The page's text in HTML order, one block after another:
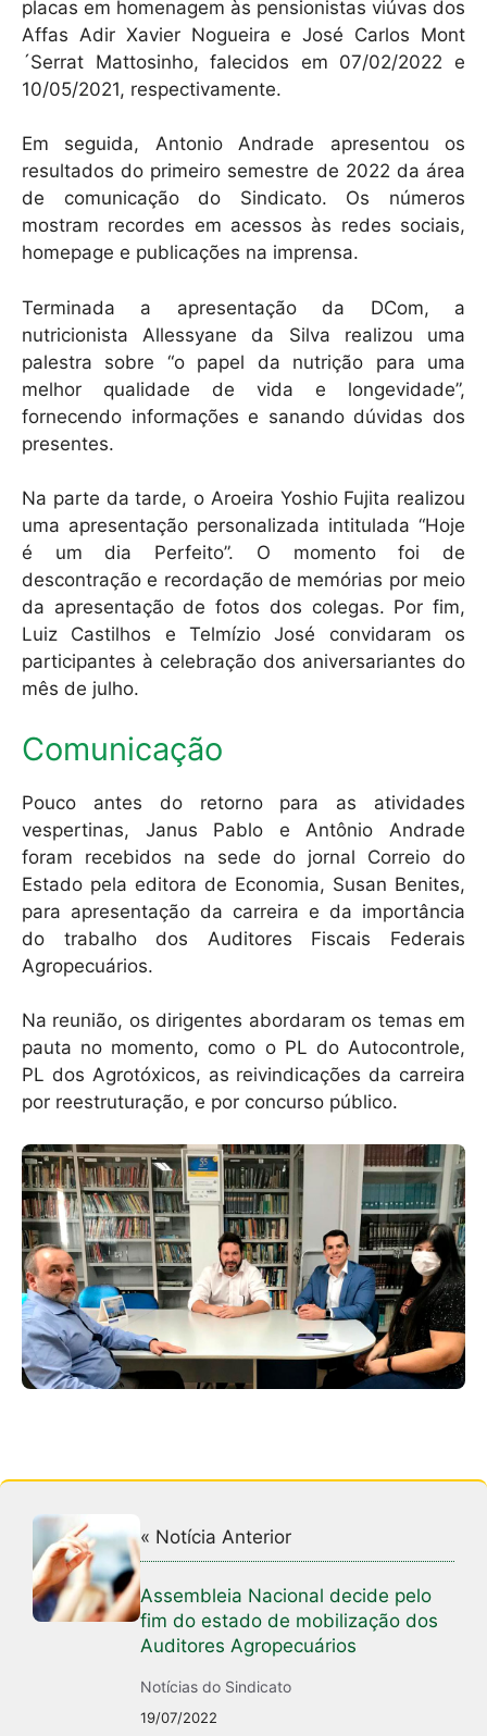
placas em homenagem às pensionistas viúvas dos
Affas Adir Xavier Nogueira e José Carlos Mont
´Serrat Mattosinho, falecidos em 07/02/2022 e
10/05/2021, respectivamente.
Em seguida, Antonio Andrade apresentou os
resultados do primeiro semestre de 2022 da área
de comunicação do Sindicato. Os números
mostram recordes em acessos às redes sociais,
homepage e publicações na imprensa.
Terminada a apresentação da DCom, a
nutricionista Allessyane da Silva realizou uma
palestra sobre “o papel da nutrição para uma
melhor qualidade de vida e longevidade”,
fornecendo informações e sanando dúvidas dos
presentes.
Na parte da tarde, o Aroeira Yoshio Fujita realizou
uma apresentação personalizada intitulada “Hoje
é um dia Perfeito”. O momento foi de
descontração e recordação de memórias por meio
da apresentação de fotos dos colegas. Por fim,
Luiz Castilhos e Telmízio José convidaram os
participantes à celebração dos aniversariantes do
mês de julho.
Comunicação
Pouco antes do retorno para as atividades
vespertinas, Janus Pablo e Antônio Andrade
foram recebidos na sede do jornal Correio do
Estado pela editora de Economia, Susan Benites,
para apresentação da carreira e da importância
do trabalho dos Auditores Fiscais Federais
Agropecuários.
Na reunião, os dirigentes abordaram os temas em
pauta no momento, como o PL do Autocontrole,
PL dos Agrotóxicos, as reivindicações da carreira
por reestruturação, e por concurso público.
« Notícia Anterior
Assembleia Nacional decide pelo
fim do estado de mobilização dos
Auditores Agropecuários
Notícias do Sindicato
19/07/2022